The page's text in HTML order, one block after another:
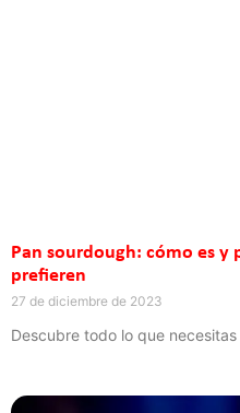
Pan sourdough: cómo es y
prefieren
27 de diciembre de 2023
Descubre todo lo que